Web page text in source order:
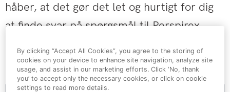
håber, at det gør det let og hurtigt for dig
at finde svar på spørgsmål til Perspirex
By clicking “Accept All Cookies”, you agree to the storing of
cookies on your device to enhance site navigation, analyze site
usage, and assist in our marketing efforts. Click ‘No, thank
you’ to accept only the necessary cookies, or click on cookie
settings to read more details.